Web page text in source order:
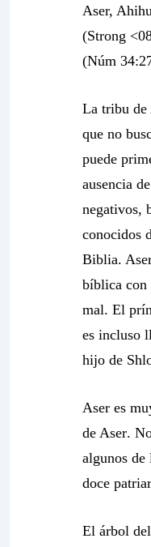
Aser,
(Strong
(Núm
La tribu de
que no
puede
ausencia
negativos,
conocidos
Biblia.
bíblica con
mal. El
es incluso
hijo de
Aser es
de Aser.
algunos de
doce
El árbol